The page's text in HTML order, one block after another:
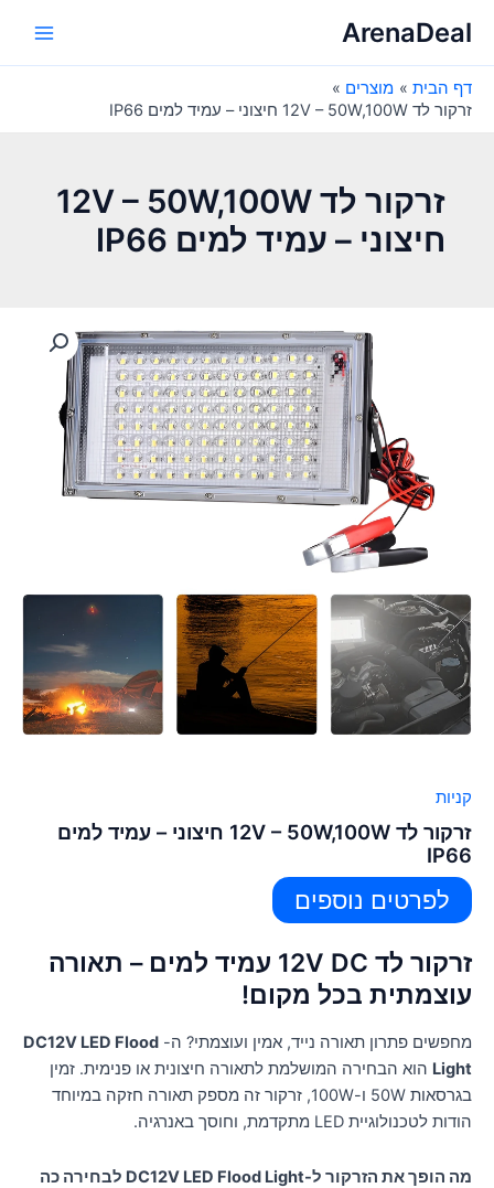
לתוכןArenaDeal
דף הבית
מוצרים
זרקור לד 12V – 50W,100W חיצוני – עמיד למים IP66
זרקור לד 12V – 50W,100W
חיצוני – עמיד למים IP66
קניות
זרקור לד 12V – 50W,100W חיצוני – עמיד למים
IP66
לפרטים נוספים
זרקור לד 12V DC עמיד למים – תאורה
עוצמתית בכל מקום!
מחפשים פתרון תאורה נייד, אמין ועוצמתי? ה- DC12V LED Flood
Light הוא הבחירה המושלמת לתאורה חיצונית או פנימית. זמין
בגרסאות 50W ו-100W, זרקור זה מספק תאורה חזקה במיוחד
הודות לטכנולוגיית LED מתקדמת, וחוסך באנרגיה.
מה הופך את הזרקור ל-DC12V LED Flood Light לבחירה כה